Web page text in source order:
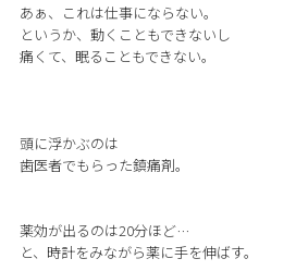
あぁ、これは仕事にならない。
というか、動くこともできないし
痛くて、眠ることもできない。
頭に浮かぶのは
歯医者でもらった鎮痛剤。
薬効が出るのは20分ほど…
と、時計をみながら薬に手を伸ばす。